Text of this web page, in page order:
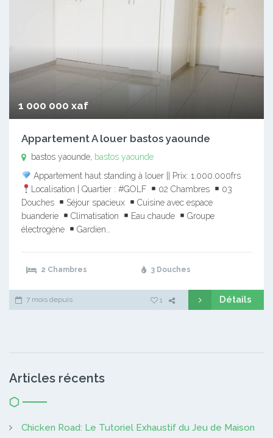
1 000 000 xaf
Appartement A louer bastos yaounde
bastos yaounde, bastos yaounde
Appartement haut standing à louer || Prix: 1.000.000frs
Localisation | Quartier : #GOLF
02 Chambres
03
Douches
Séjour spacieux
Cuisine avec espace
buanderie
Climatisation Eau chaude
Groupe
électrogène
Gardien…
2 Chambres 3 Douches
7 mois depuis 1 Détails
Articles récents
Chicken Road: Le Tutoriel Exhaustif du Jeu de Maison